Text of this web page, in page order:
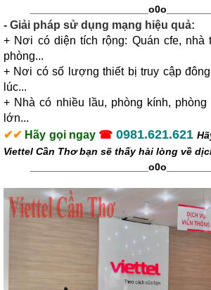
_____________________o0o
- Giải pháp sử dụng mạng hiệu quả:
+ Nơi có diện tích rộng: Quán cfe, nhà
phòng...
+ Nơi có số lượng thiết bị truy cập
lúc...
+ Nhà có nhiều lầu, phòng kính,
lớn...
✔✔ Hãy gọi ngay☎ 0981.621.621
Viettel Cần Thơbạn sẽ thấy hài lòng về
_____________________o0o